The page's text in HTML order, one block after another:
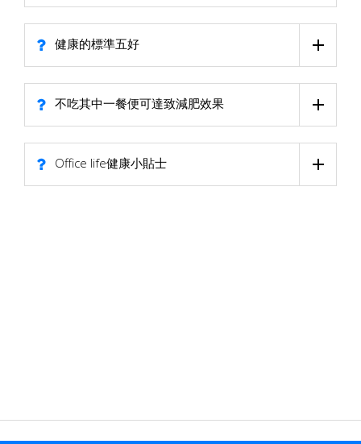
健康的標準五好
不吃其中一餐便可達致減肥效果
Office life健康小貼士